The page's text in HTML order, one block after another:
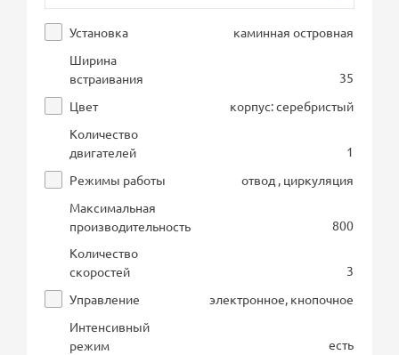
Установка
каминная островная
Ширина
встраивания
35
Цвет
корпус: серебристый
Количество
двигателей
1
Режимы работы
отвод , циркуляция
Максимальная
производительность
800
Количество
скоростей
3
Управление
электронное, кнопочное
Интенсивный
режим
есть